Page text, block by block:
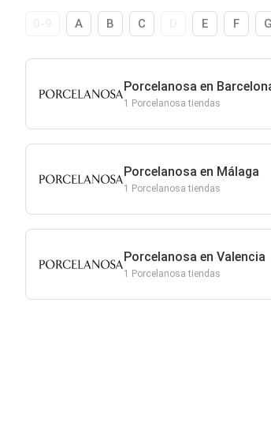
A B C E F G
Porcelanosa en
1 Porcelanosa tiendas
Porcelanosa en Málaga
1 Porcelanosa tiendas
Porcelanosa en Valencia
1 Porcelanosa tiendas